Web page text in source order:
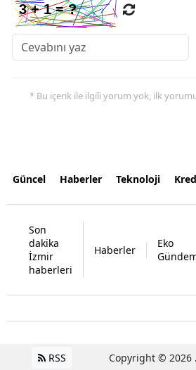
* Bu içerik ile ilgili yorum yok, ilk yorumu
Güncel Haberler Teknoloji
Son
dakika
İzmir
haberleri
Haberler
Eko
RSS Copyright © 2026 .